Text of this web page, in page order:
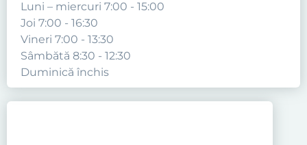
Luni – miercuri 7:00 - 15:00
Joi 7:00 - 16:30
Vineri 7:00 - 13:30
Sâmbătă 8:30 - 12:30
Duminică închis